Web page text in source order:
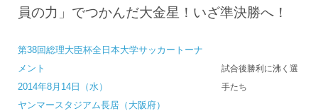
員の力」でつかんだ大金星！いざ準決勝へ！
第38回総理大臣杯全日本大学サッカートーナ
メント
2014年8月14日（水）
ヤンマースタジアム長居（大阪府）
試合後勝利に沸く選
手たち